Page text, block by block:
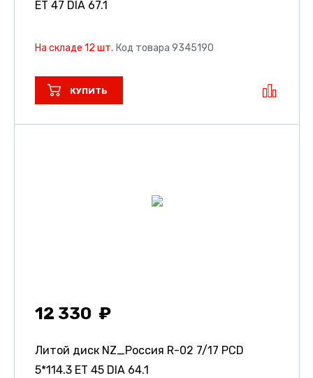
ET 47 DIA 67.1
На складе 12 шт. Код товара 9345190
КУПИТЬ
12 330
Литой диск NZ_Россия R-02 7/17 PCD
5*114.3 ET 45 DIA 64.1